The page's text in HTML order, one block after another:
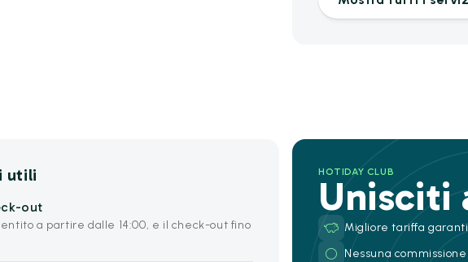
utili
out
a partire dalle 14:00, e il check-out fino
HOTIDAY CLUB
Unisciti
Migliore tariffa
Nessuna commissione